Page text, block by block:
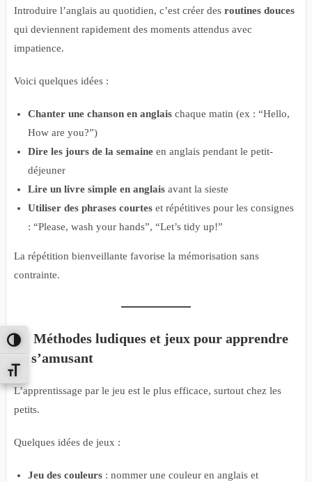
PASSER EN CONTRASTE ÉLEVÉ
CHANGER LA TAILLE DE LA POLICE
Introduire l’anglais au quotidien, c’est créer des routines douces
qui deviennent rapidement des moments attendus avec
impatience.
Voici quelques idées :
Chanter une chanson en anglais chaque matin (ex : “Hello,
How are you?”)
Dire les jours de la semaine en anglais pendant le petit-
déjeuner
Lire un livre simple en anglais avant la sieste
Utiliser des phrases courtes et répétitives pour les consignes
: “Please, wash your hands”, “Let’s tidy up!”
La répétition bienveillante favorise la mémorisation sans
contrainte.
Méthodes ludiques et jeux pour apprendre
en s’amusant
L’apprentissage par le jeu est le plus efficace, surtout chez les
petits.
Quelques idées de jeux :
Jeu des couleurs : nommer une couleur en anglais et